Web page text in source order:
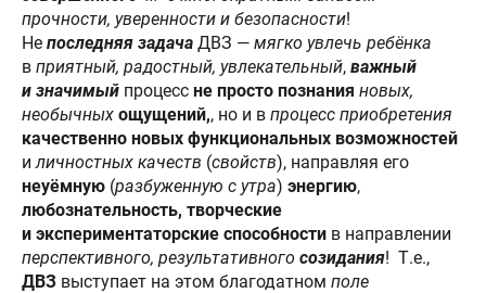
прочности, уверенности и безопасности!
Не последняя задача ДВЗ — мягко увлечь ребёнка
в приятный, радостный, увлекательный, важный
и значимый процесс не просто познания новых,
необычных ощущений,, но и в процесс приобретения
качественно новых функциональных возможностей
иличностных качеств (свойств), направляя его
неуёмную (разбуженную с утра) энергию,
любознательность, творческие
и экспериментаторские способности в направлении
перспективного, результативного созидания! Т.е.,
ДВЗ выступает на этом благодатном поле